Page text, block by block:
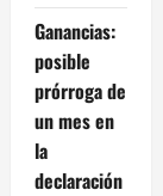
Ganancias:
posible
prórroga de
un mes en
la
declaración